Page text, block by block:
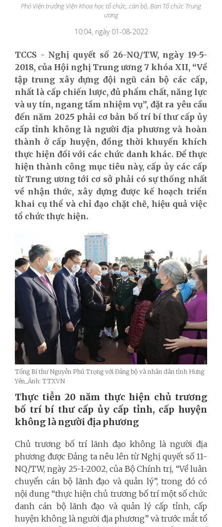
Phó Viện trưởng Viện Khoa học tổ chức, cán bộ, Ban Tổ chức Trung
ương
10:04, ngày 01-08-2022
TCCS - Nghị quyết số 26-NQ/TW, ngày 19-5-
2018, của Hội nghị Trung ương 7 khóa XII, “Về
tập trung xây dựng đội ngũ cán bộ các cấp,
nhất là cấp chiến lược, đủ phẩm chất, năng lực
và uy tín, ngang tầm nhiệm vụ”, đặt ra yêu cầu
đến năm 2025 phải cơ bản bố trí bí thư cấp ủy
cấp tỉnh không là người địa phương và hoàn
thành ở cấp huyện, đồng thời khuyến khích
thực hiện đối với các chức danh khác. Để thực
hiện thành công mục tiêu này, cấp ủy các cấp
từ Trung ương tới cơ sở phải có sự thống nhất
về nhận thức, xây dựng được kế hoạch triển
khai cụ thể và chỉ đạo chặt chẽ, hiệu quả việc
tổ chức thực hiện.
Tổng Bí thư Nguyễn Phú Trọng với Đảng bộ và nhân dân tỉnh Hưng
Yên_Ảnh: TTXVN
Thực tiễn 20 năm thực hiện chủ trương
bố trí bí thư cấp ủy cấp tỉnh, cấp huyện
không là người địa phương
Chủ trương bố trí lãnh đạo không là người địa
phương được Đảng ta nêu lên từ Nghị quyết số 11-
NQ/TW, ngày 25-1-2002, của Bộ Chính trị, “Về luân
chuyển cán bộ lãnh đạo và quản lý”, trong đó có
nội dung “thực hiện chủ trương bố trí một số chức
danh cán bộ lãnh đạo và quản lý cấp tỉnh, cấp
huyện không là người địa phương” và trước mắt tổ